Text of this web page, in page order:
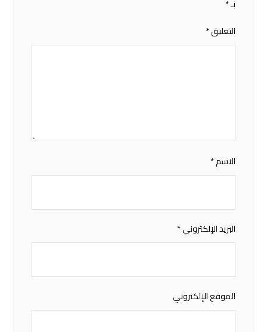
بـ*
التعليق*
الاسم*
البريد الإلكتروني*
الموقع الإلكتروني